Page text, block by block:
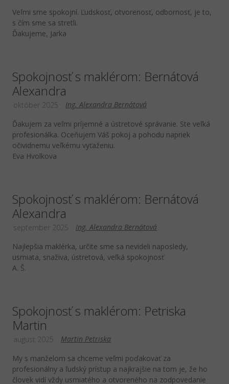
Veľmi sme spokojní. Ľudskosť, otvorenosť, odbornosť, je to,
s čím sme sa stretli.
Ďakujeme, Jarka
Spokojnosť s maklérom: Bernátová
Alexandra
Ing. Alexandra Bernátová
október 2025
Ďakujem za veľmi príjemné a ústretové správanie. Ste veľká
profesionálka. Oceňujem Váš pokoj a pohodu napriek
očividnemu veľkému vyťaženiu.
Eva Hvolkova
Spokojnosť s maklérom: Bernátová
Alexandra
Ing. Alexandra Bernátová
september 2025
Najlepšia maklérka, určite sme sa nevideli naposledy,
usmiata, snaživa, ústretová, veľká spokojnosť
A. Š.
Spokojnosť s maklérom: Petriska
Martin
Martin Petriska
august 2025
My s manželom sa chceme veľmi poďakovať za
profesionálny a ľudský prístup a najkrajšie na tom je, že ho
človek vidí vždy usmiatého a otvoreného na zodpovedanie